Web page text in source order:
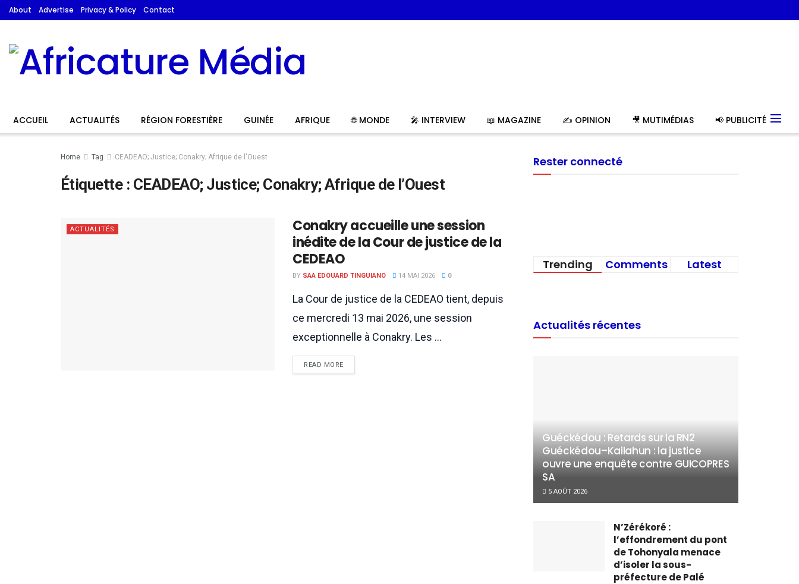
About Advertise Privacy & Policy Contact
ACCUEIL ACTUALITÉS RÉGION FORESTIÈRE GUINÉE AFRIQUE 🌐 MONDE 🎤 INTERVIEW 📖 MAGAZINE ✍️ OPINION 🎥 MUTIMÉDIAS 📢 PUBLICITÉ
Home Tag CEADEAO; Justice; Conakry; Afrique de l'Ouest
Étiquette : CEADEAO; Justice; Conakry; Afrique de l’Ouest
ACTUALITÉS
Conakry accueille une session
inédite de la Cour de justice de la
CEDEAO
BY SAA EDOUARD TINGUIANO 14 MAI 2026 0
La Cour de justice de la CEDEAO tient, depuis
ce mercredi 13 mai 2026, une session
exceptionnelle à Conakry. Les ...
READ MORE
Rester connecté
Trending Comments Latest
Actualités récentes
Guéckédou : Retards sur la RN2
Guéckédou–Kailahun : la justice
ouvre une enquête contre GUICOPRES
SA
5 AOÛT 2026
N’Zérékoré :
l’effondrement du pont
de Tohonyala menace
d’isoler la sous-
préfecture de Palé